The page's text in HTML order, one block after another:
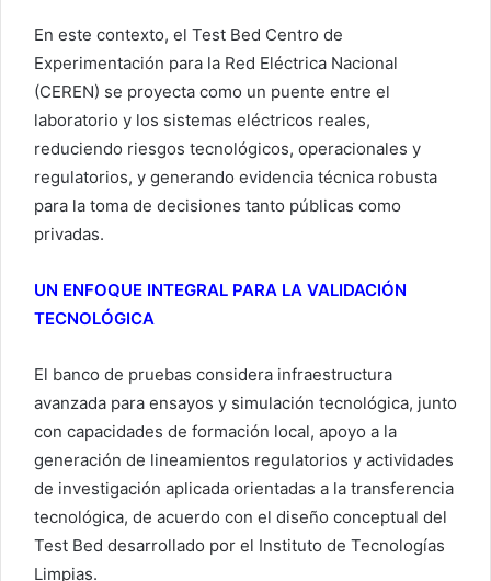
En este contexto, el Test Bed Centro de
Experimentación para la Red Eléctrica Nacional
(CEREN) se proyecta como un puente entre el
laboratorio y los sistemas eléctricos reales,
reduciendo riesgos tecnológicos, operacionales y
regulatorios, y generando evidencia técnica robusta
para la toma de decisiones tanto públicas como
privadas.
UN ENFOQUE INTEGRAL PARA LA VALIDACIÓN
TECNOLÓGICA
El banco de pruebas considera infraestructura
avanzada para ensayos y simulación tecnológica, junto
con capacidades de formación local, apoyo a la
generación de lineamientos regulatorios y actividades
de investigación aplicada orientadas a la transferencia
tecnológica, de acuerdo con el diseño conceptual del
Test Bed desarrollado por el Instituto de Tecnologías
Limpias.